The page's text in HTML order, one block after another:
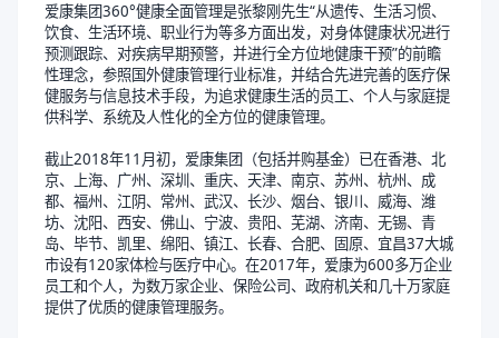
爱康集团360°健康全面管理是张黎刚先生“从遗传、生活习惯、
饮食、生活环境、职业行为等多方面出发，对身体健康状况进行
预测跟踪、对疾病早期预警，并进行全方位地健康干预”的前瞻
性理念，参照国外健康管理行业标准，并结合先进完善的医疗保
健服务与信息技术手段，为追求健康生活的员工、个人与家庭提
供科学、系统及人性化的全方位的健康管理。
截止2018年11月初，爱康集团（包括并购基金）已在香港、北
京、上海、广州、深圳、重庆、天津、南京、苏州、杭州、成
都、福州、江阴、常州、武汉、长沙、烟台、银川、威海、潍
坊、沈阳、西安、佛山、宁波、贵阳、芜湖、济南、无锡、青
岛、毕节、凯里、绵阳、镇江、长春、合肥、固原、宜昌37大城
市设有120家体检与医疗中心。在2017年，爱康为600多万企业
员工和个人，为数万家企业、保险公司、政府机关和几十万家庭
提供了优质的健康管理服务。